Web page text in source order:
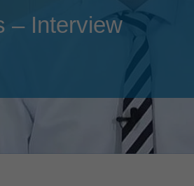
中国
ประเทศไ
Україна
– Interview